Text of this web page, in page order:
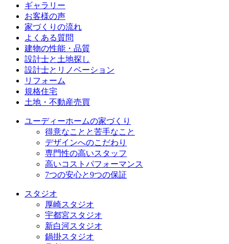
ギャラリー
お客様の声
家づくりの流れ
よくある質問
建物の性能・品質
設計士と土地探し
設計士とリノベーション
リフォーム
規格住宅
⼟地・不動産売買
ユーディーホームの家づくり
得意なことと苦手なこと
デザインへのこだわり
専⾨性の高いスタッフ
高いコストパフォーマンス
7つの安⼼と9つの保証
スタジオ
厚崎スタジオ
宇都宮スタジオ
新白河スタジオ
鍋掛スタジオ